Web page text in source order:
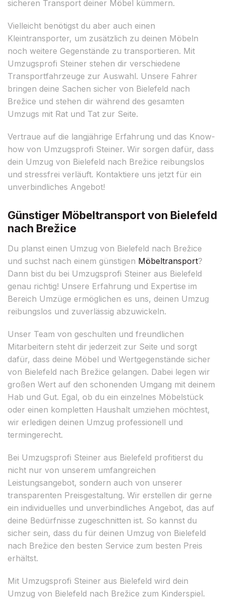
sicheren Transport deiner Möbel kümmern.
Vielleicht benötigst du aber auch einen
Kleintransporter, um zusätzlich zu deinen Möbeln
noch weitere Gegenstände zu transportieren. Mit
Umzugsprofi Steiner stehen dir verschiedene
Transportfahrzeuge zur Auswahl. Unsere Fahrer
bringen deine Sachen sicher von Bielefeld nach
Brežice und stehen dir während des gesamten
Umzugs mit Rat und Tat zur Seite.
Vertraue auf die langjährige Erfahrung und das Know-
how von Umzugsprofi Steiner. Wir sorgen dafür, dass
dein Umzug von Bielefeld nach Brežice reibungslos
und stressfrei verläuft. Kontaktiere uns jetzt für ein
unverbindliches Angebot!
Günstiger Möbeltransport von Bielefeld
nach Brežice
Du planst einen Umzug von Bielefeld nach Brežice
und suchst nach einem günstigen Möbeltransport?
Dann bist du bei Umzugsprofi Steiner aus Bielefeld
genau richtig! Unsere Erfahrung und Expertise im
Bereich Umzüge ermöglichen es uns, deinen Umzug
reibungslos und zuverlässig abzuwickeln.
Unser Team von geschulten und freundlichen
Mitarbeitern steht dir jederzeit zur Seite und sorgt
dafür, dass deine Möbel und Wertgegenstände sicher
von Bielefeld nach Brežice gelangen. Dabei legen wir
großen Wert auf den schonenden Umgang mit deinem
Hab und Gut. Egal, ob du ein einzelnes Möbelstück
oder einen kompletten Haushalt umziehen möchtest,
wir erledigen deinen Umzug professionell und
termingerecht.
Bei Umzugsprofi Steiner aus Bielefeld profitierst du
nicht nur von unserem umfangreichen
Leistungsangebot, sondern auch von unserer
transparenten Preisgestaltung. Wir erstellen dir gerne
ein individuelles und unverbindliches Angebot, das auf
deine Bedürfnisse zugeschnitten ist. So kannst du
sicher sein, dass du für deinen Umzug von Bielefeld
nach Brežice den besten Service zum besten Preis
erhältst.
Mit Umzugsprofi Steiner aus Bielefeld wird dein
Umzug von Bielefeld nach Brežice zum Kinderspiel.